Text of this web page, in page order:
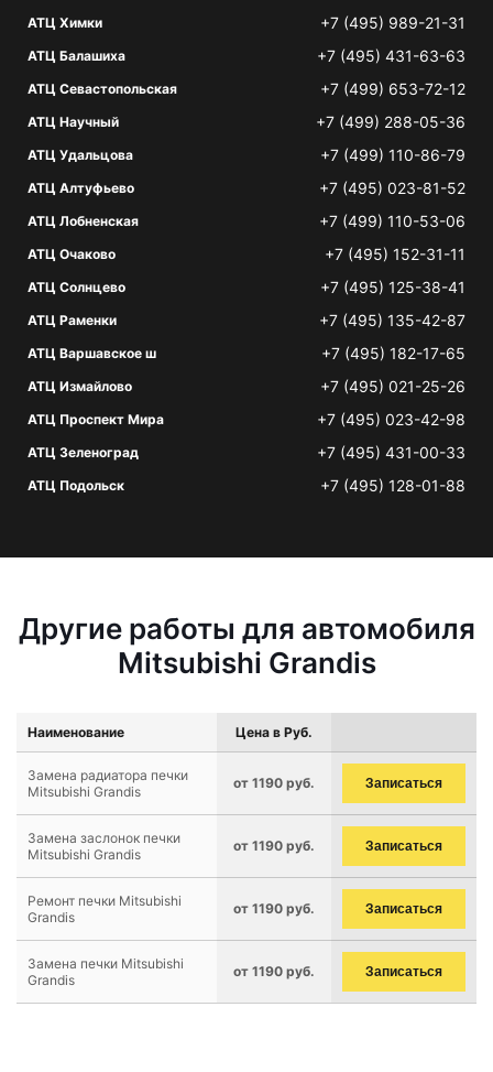
АТЦ Химки +7 (495) 989-21-31
АТЦ Балашиха +7 (495) 431-63-63
АТЦ Севастопольская +7 (499) 653-72-12
АТЦ Научный +7 (499) 288-05-36
АТЦ Удальцова +7 (499) 110-86-79
АТЦ Алтуфьево +7 (495) 023-81-52
АТЦ Лобненская +7 (499) 110-53-06
АТЦ Очаково +7 (495) 152-31-11
АТЦ Солнцево +7 (495) 125-38-41
АТЦ Раменки +7 (495) 135-42-87
АТЦ Варшавское ш +7 (495) 182-17-65
АТЦ Измайлово +7 (495) 021-25-26
АТЦ Проспект Мира +7 (495) 023-42-98
АТЦ Зеленоград +7 (495) 431-00-33
АТЦ Подольск +7 (495) 128-01-88
Другие работы для автомобиля
Mitsubishi Grandis
Наименование Цена в Руб.
Замена радиатора печки
Mitsubishi Grandis
от 1190 руб. Записаться
Замена заслонок печки
Mitsubishi Grandis
от 1190 руб. Записаться
Ремонт печки Mitsubishi
Grandis
от 1190 руб. Записаться
Замена печки Mitsubishi
Grandis
от 1190 руб. Записаться